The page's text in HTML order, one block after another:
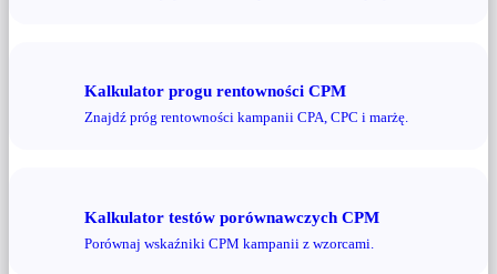
Kalkulator progu rentowności CPM
Znajdź próg rentowności kampanii CPA, CPC i marżę.
Kalkulator testów porównawczych CPM
Porównaj wskaźniki CPM kampanii z wzorcami.